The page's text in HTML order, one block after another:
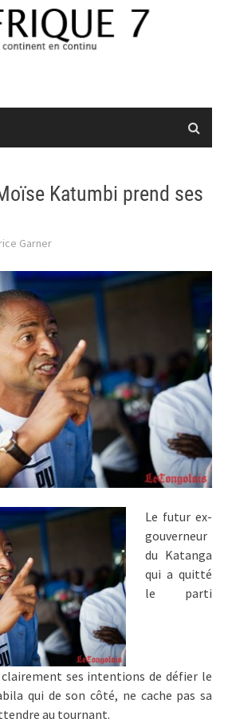
Katumbi prend ses
Garner
Le futur ex-
gouverneur
du Katanga
qui a quitté
le parti
ses intentions de défier le
qui de son côté, ne cache pas sa
au tournant.